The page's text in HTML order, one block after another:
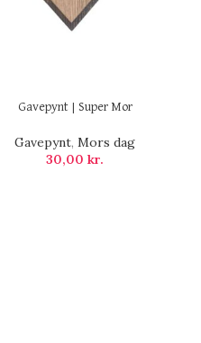
Gavepynt | Super Mor
Gavepynt,Mors dag
30,00kr.